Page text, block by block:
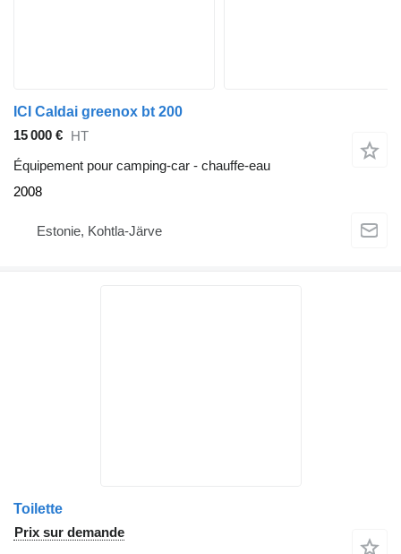
ICI Caldai greenox bt 200
15 000 € HT
Équipement pour camping-car - chauffe-eau
2008
Estonie, Kohtla-Järve
Toilette
Prix sur demande